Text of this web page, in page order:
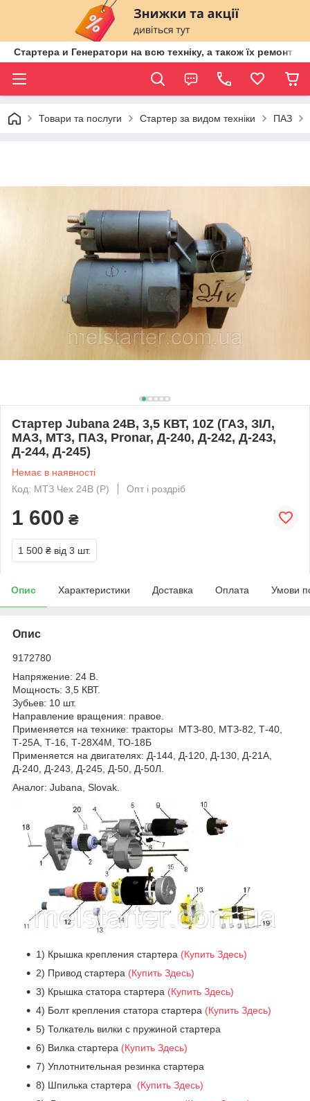
Стартера и Генератори на всю техніку, а також їх ремонт
Товари та послуги Стартер за видом техніки ПАЗ
Стартер Jubana 24В, 3,5 КВТ, 10Z (ГАЗ, ЗІЛ,
МАЗ, МТЗ, ПАЗ, Pronar, Д-240, Д-242, Д-243,
Д-244, Д-245)
Немає в наявності
Код: МТЗ Чех 24В (Р)
Опт і роздріб
1 600 ₴
1 500 ₴ від 3 шт.
Опис Характеристики Доставка Оплата Умови
Опис
9172780
Напряжение: 24 В.
Мощность: 3,5 КВТ.
Зубьев: 10 шт.
Направление вращения: правое.
Применяется на технике: тракторы МТЗ-80, МТЗ-82, Т-40,
Т-25А, Т-16, Т-28Х4М, ТО-18Б
Применяется на двигателях: Д-144, Д-120, Д-130, Д-21А,
Д-240, Д-243, Д-245, Д-50, Д-50Л.
Аналог: Jubana, Slovak.
1) Крышка крепления стартера (Купить Здесь)
2) Привод стартера (Купить Здесь)
3) Крышка статора стартера (Купить Здесь)
4) Болт крепления статора стартера (Купить Здесь)
5) Толкатель вилки с пружиной стартера
6) Вилка стартера (Купить Здесь)
7) Уплотнительная резинка стартера
8) Шпилька стартера (Купить Здесь)